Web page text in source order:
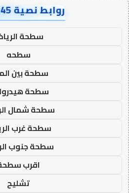
روابط نصية AA89545
سطحة
سطحه
سطحة بين
سطحة
سطحة شمال
سطحة غرب
سطحة جنوب
اقرب
تشليح